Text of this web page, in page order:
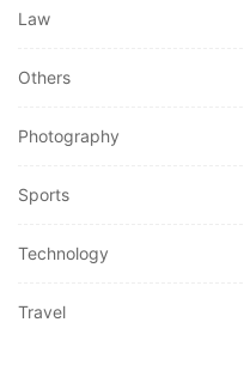
Law
Others
Photography
Sports
Technology
Travel